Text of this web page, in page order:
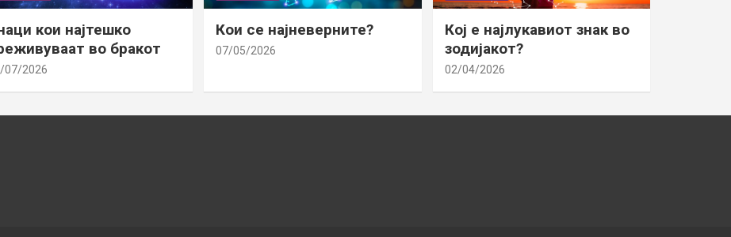
кои најтешко
во бракот
07/2026
Кои се најневерните?
07/05/2026
Кој е најлукавиот знак во
зодијакот?
02/04/2026